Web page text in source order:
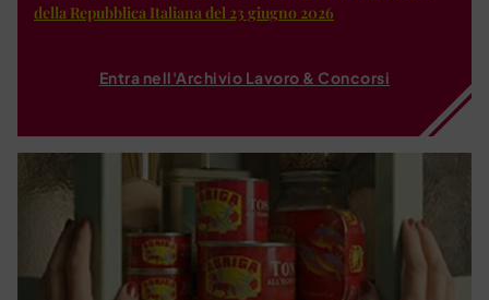
della Repubblica Italiana del 23 giugno 2026
Entra nell'Archivio Lavoro & Concorsi